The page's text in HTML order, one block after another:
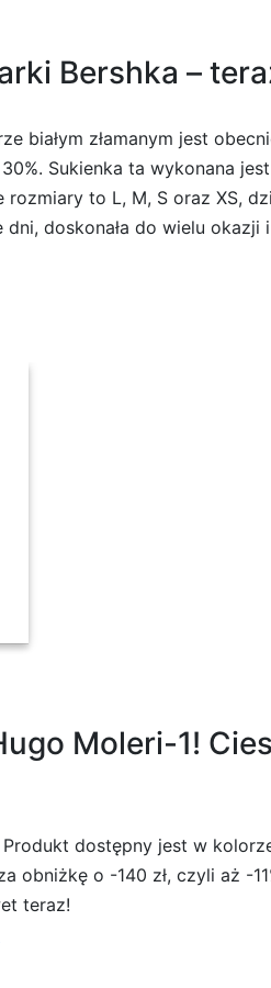
Bershka –
białym złamanym jest
Sukienka ta wykonana
to L, M, S oraz XS,
doskonała do wielu
Moleri-1!
dostępny jest w
obniżkę o -140 zł, czyli aż -
teraz!